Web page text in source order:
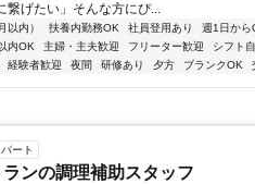
繋げたい」そんな方にぴ...
以内） 扶養内勤務OK 社員登用あり
週1日から
内OK 主婦・主夫歓迎 フリーター歓迎 シフト
経験者歓迎 夜間 研修あり 夕方 ブランクOK
ート
ンの調理補助スタッフ